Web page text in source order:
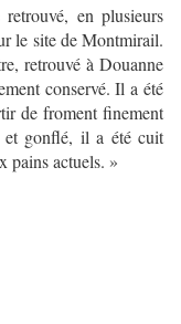
en plusieurs
le site de Montmirail.
retrouvé à Douanne
conservé. Il a été
de froment finement
et gonflé, il a été cuit
pains actuels. »